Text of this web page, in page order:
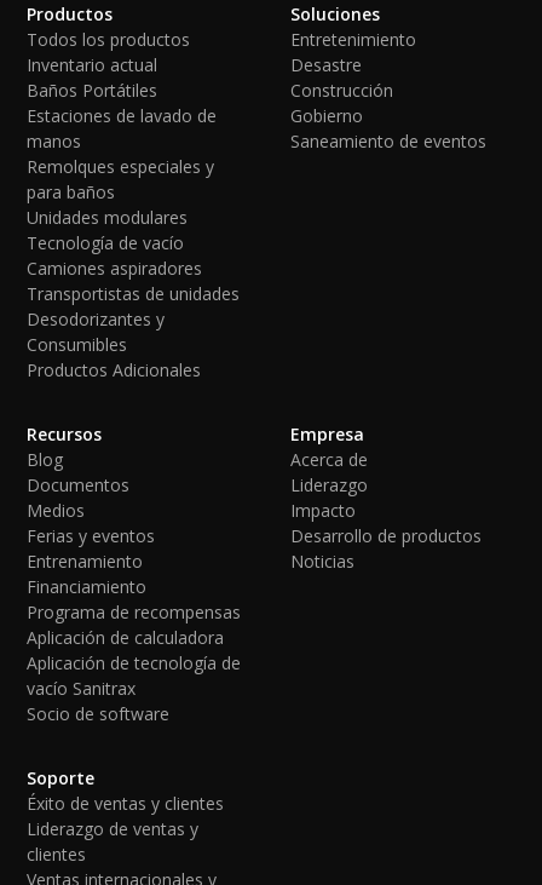
Productos
Todos los productos
Inventario actual
Baños Portátiles
Estaciones de lavado de
manos
Remolques especiales y
para baños
Unidades modulares
Tecnología de vacío
Camiones aspiradores
Transportistas de unidades
Desodorizantes y
Consumibles
Productos Adicionales
Soluciones
Entretenimiento
Desastre
Construcción
Gobierno
Saneamiento de eventos
Recursos
Blog
Documentos
Medios
Ferias y eventos
Entrenamiento
Financiamiento
Programa de recompensas
Aplicación de calculadora
Aplicación de tecnología de
vacío Sanitrax
Socio de software
Empresa
Acerca de
Liderazgo
Impacto
Desarrollo de productos
Noticias
Soporte
Éxito de ventas y clientes
Liderazgo de ventas y
clientes
Ventas internacionales y